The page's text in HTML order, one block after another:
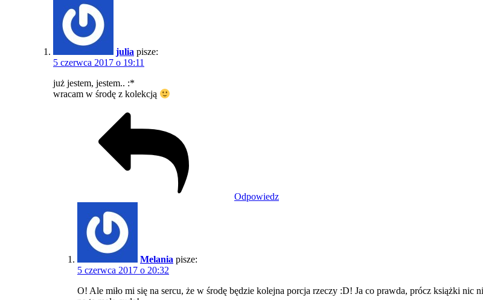
julia pisze:
5 czerwca 2017 o 19:11
już jestem, jestem.. :*
wracam w środę z kolekcją
Odpowiedz
Melania pisze:
5 czerwca 2017 o 20:32
O! Ale miło mi się na sercu, że w środę będzie kolejna porcja rzeczy :D! Ja co prawda, prócz książki